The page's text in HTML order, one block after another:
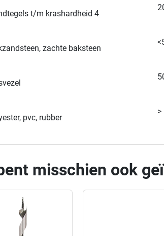
t/m krashardheid 4
zachte baksteen
pvc, rubber
>
misschien ook